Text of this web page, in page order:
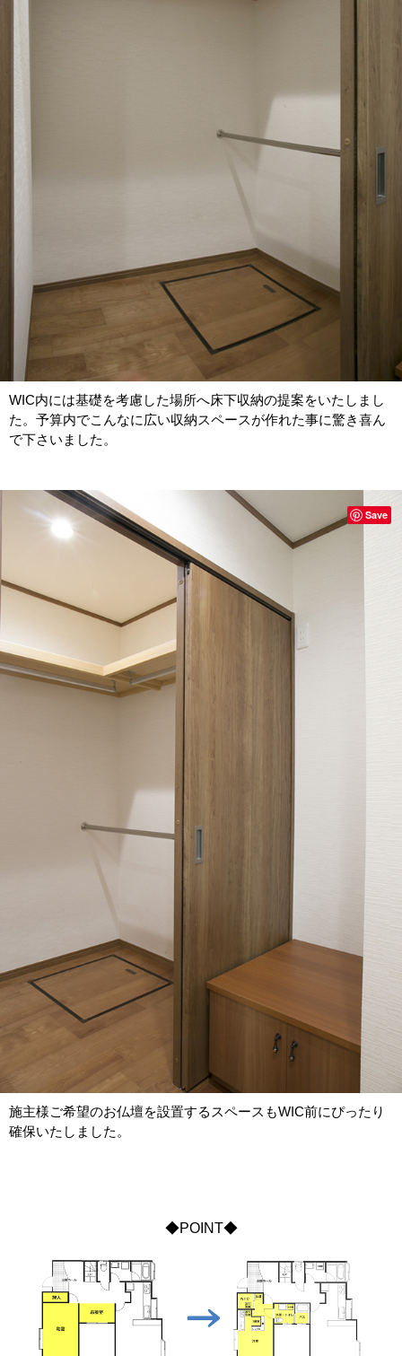
WIC内には基礎を考慮した場所へ床下収納の提案をいたしまし
た。予算内でこんなに広い収納スペースが作れた事に驚き喜ん
で下さいました。
施主様ご希望のお仏壇を設置するスペースもWIC前にぴったり
確保いたしました。
Save
◆POINT◆